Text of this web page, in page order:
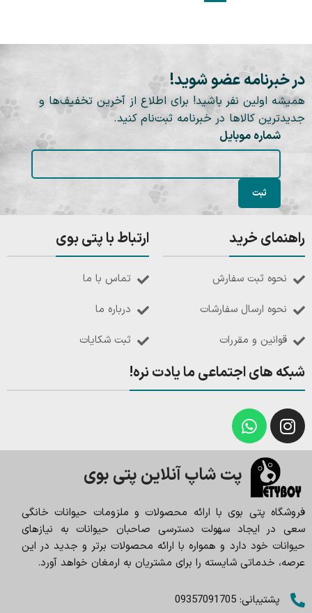
در خبرنامه عضو شوید!
همیشه اولین نفر باشید! برای اطلاع از آخرین تخفیف‌ها و
جدیدترین کالاها در خبرنامه ثبت‌نام کنید.
شماره موبایل
راهنمای خرید
نحوه ثبت سفارش
نحوه ارسال سفارشات
قوانین و مقررات
ارتباط با پتی بوی
تماس با ما
درباره ما
ثبت شکایات
شبکه های اجتماعی ما یادت نره!
پت شاپ آنلاین پتی بوی
فروشگاه پتی بوی با ارائه محصولات و ملزومات حیوانات خانگی
سعی در ایجاد سهولت دسترسی صاحبان حیوانات به نیازهای
حیوانات خود دارد و همواره با ارائه محصولات برتر و جدید در این
عرصه، خدماتی شایسته را برای مشتریان به ارمغان خواهد آورد.
پشتیبانی: 09357091705